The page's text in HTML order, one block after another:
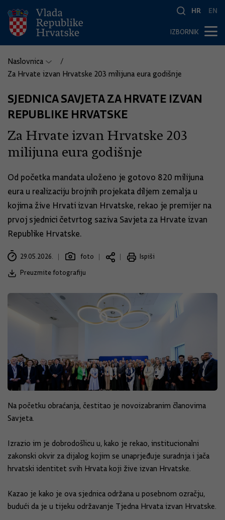
HR EN
IZBORNIK
Naslovnica
Za Hrvate izvan Hrvatske 203 milijuna eura godišnje
SJEDNICA SAVJETA ZA HRVATE IZVAN
REPUBLIKE HRVATSKE
Za Hrvate izvan Hrvatske 203
milijuna eura godišnje
Od početka mandata uloženo je gotovo 820 milijuna
eura u realizaciju brojnih projekata diljem zemalja u
kojima žive Hrvati izvan Hrvatske, rekao je premijer na
prvoj sjednici četvrtog saziva Savjeta za Hrvate izvan
Republike Hrvatske.
29.05.2026. foto
Ispiši
Preuzmite fotografiju
Na početku obraćanja, čestitao je novoizabranim članovima
Savjeta.
Izrazio im je dobrodošlicu u, kako je rekao, institucionalni
zakonski okvir za dijalog kojim se unaprjeđuje suradnja i jača
hrvatski identitet svih Hrvata koji žive izvan Hrvatske.
Kazao je kako je ova sjednica održana u posebnom ozračju,
budući da je u tijeku održavanje Tjedna Hrvata izvan Hrvatske.